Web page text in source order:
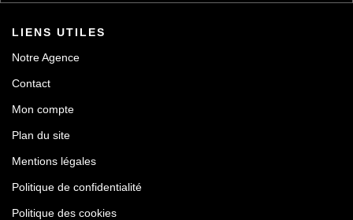
LIENS UTILES
Notre Agence
Contact
Mon compte
Plan du site
Mentions légales
Politique de confidentialité
Politique des cookies